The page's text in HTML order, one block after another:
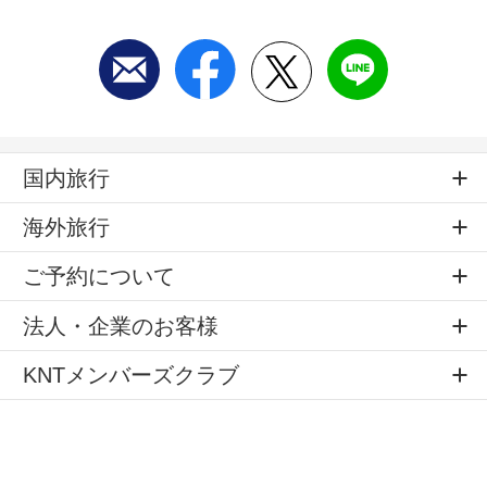
国内旅行
海外旅行
ご予約について
法人・企業のお客様
KNTメンバーズクラブ